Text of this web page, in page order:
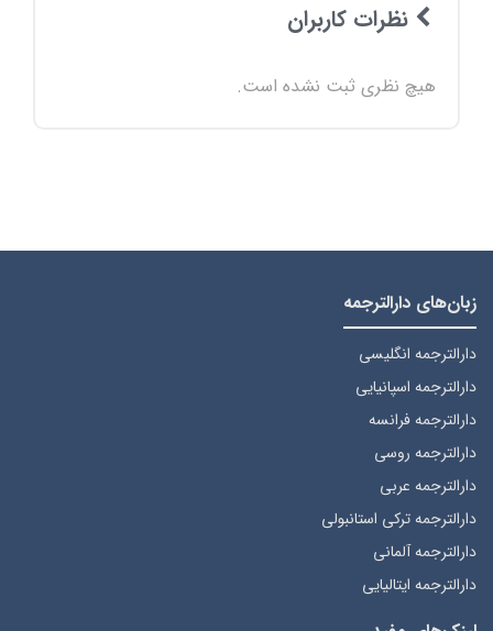
نظرات کاربران
هیچ نظری ثبت نشده است.
زبان‌های دارالترجمه
دارالترجمه انگلیسی
دارالترجمه اسپانیایی
دارالترجمه فرانسه
دارالترجمه روسی
دارالترجمه عربی
دارالترجمه ترکی استانبولی
دارالترجمه آلمانی
دارالترجمه ایتالیایی